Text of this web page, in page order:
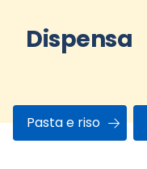
Dispensa
Pasta e riso